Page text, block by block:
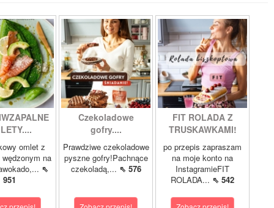
omlet z
wędzonym na
⇖
951
Czekoladowe
gofry....
Prawdziwe czekoladowe
pyszne gofry!Pachnące
czekoladą,... ⇖ 576
FIT ROLADA Z
TRUSKAWKAMI!
po przepis zapraszam
na moje konto na
InstagramieFIT
ROLADA... ⇖ 542